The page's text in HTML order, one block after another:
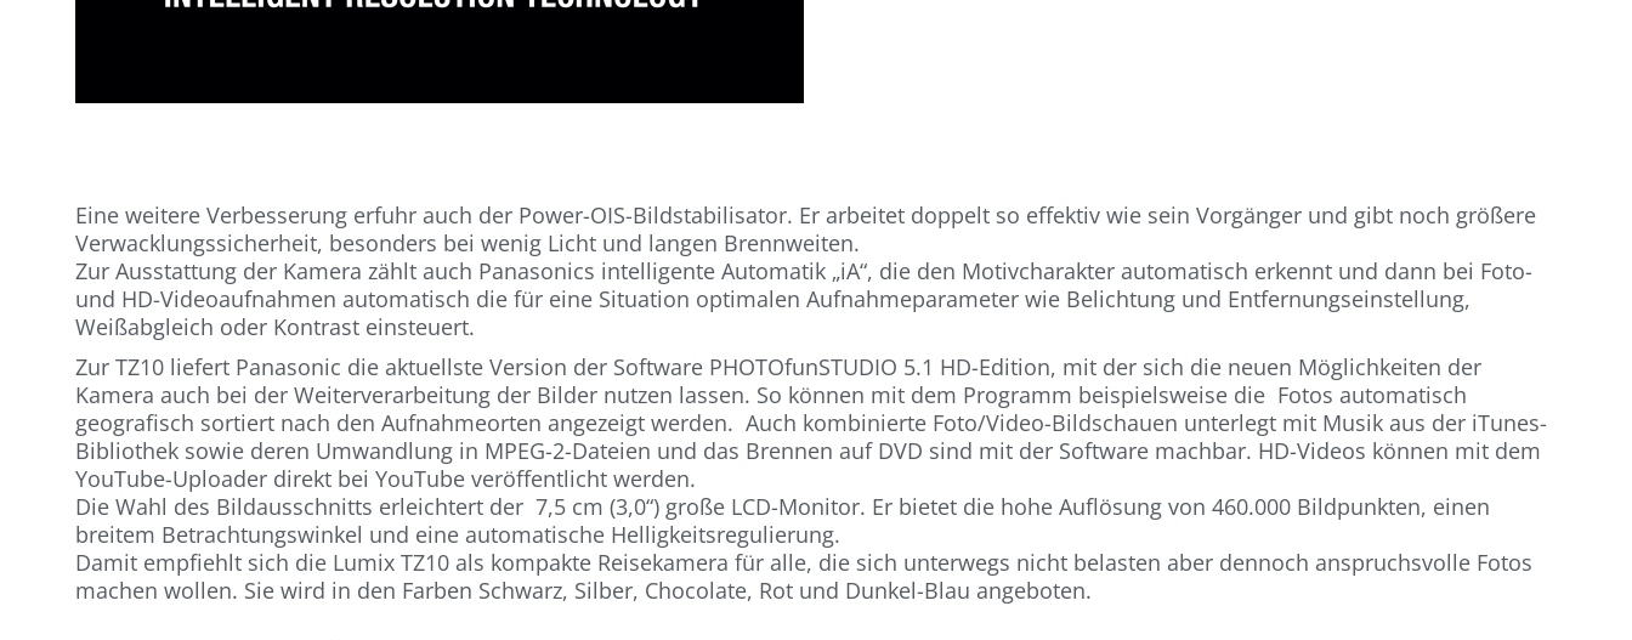
Eine weitere Verbesserung erfuhr auch der Power-OIS-Bildstabilisator. Er arbeitet doppelt so effektiv wie sein Vorgänger und gibt noch größere
Verwacklungssicherheit, besonders bei wenig Licht und langen Brennweiten.
Zur Ausstattung der Kamera zählt auch Panasonics intelligente Automatik „iA“, die den Motivcharakter automatisch erkennt und dann bei Foto-
und HD-Videoaufnahmen automatisch die für eine Situation optimalen Aufnahmeparameter wie Belichtung und Entfernungseinstellung,
Weißabgleich oder Kontrast einsteuert.
Zur TZ10 liefert Panasonic die aktuellste Version der Software PHOTOfunSTUDIO 5.1 HD-Edition, mit der sich die neuen Möglichkeiten der
Kamera auch bei der Weiterverarbeitung der Bilder nutzen lassen. So können mit dem Programm beispielsweise die Fotos automatisch
geografisch sortiert nach den Aufnahmeorten angezeigt werden. Auch kombinierte Foto/Video-Bildschauen unterlegt mit Musik aus der iTunes-
Bibliothek sowie deren Umwandlung in MPEG-2-Dateien und das Brennen auf DVD sind mit der Software machbar. HD-Videos können mit dem
YouTube-Uploader direkt bei YouTube veröffentlicht werden.
Die Wahl des Bildausschnitts erleichtert der 7,5 cm (3,0“) große LCD-Monitor. Er bietet die hohe Auflösung von 460.000 Bildpunkten, einen
breitem Betrachtungswinkel und eine automatische Helligkeitsregulierung.
Damit empfiehlt sich die Lumix TZ10 als kompakte Reisekamera für alle, die sich unterwegs nicht belasten aber dennoch anspruchsvolle Fotos
machen wollen. Sie wird in den Farben Schwarz, Silber, Chocolate, Rot und Dunkel-Blau angeboten.